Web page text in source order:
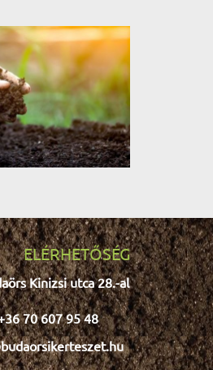
30%
faapríték
szimbólum
napja
permetezés
tél
gyümölcsfa
krizantém
gyógynövény
akció
ELÉRHETŐSÉG
Kinizsi utca 28.-al
70 607 95 48